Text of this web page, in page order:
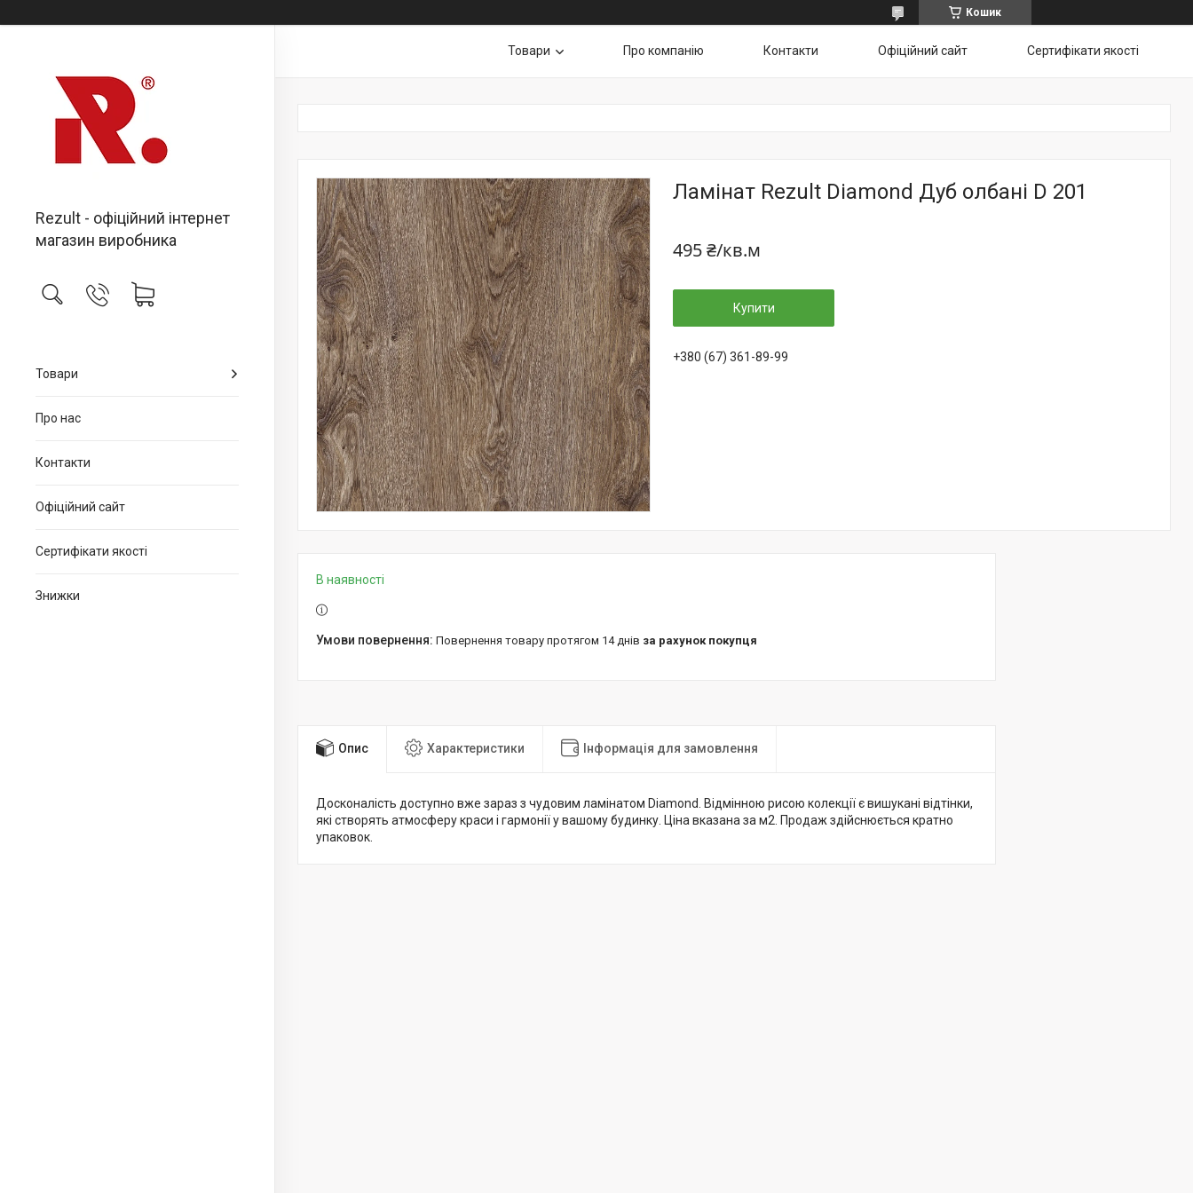
Кошик
Rezult - офіційний інтернет
магазин виробника
Товари
Про нас
Контакти
Офіційний сайт
Сертифікати якості
Знижки
Товари Про компанію Контакти Офіційний сайт Сертифікати якості
Ламінат Rezult Diamond Дуб олбані D 201
495 ₴/кв.м
Купити
+380 (67) 361-89-99
В наявності
повернення товару протягом 14 днів за рахунок покупця
Опис Характеристики Інформація для замовлення
Досконалість доступно вже зараз з чудовим ламінатом Diamond. Відмінною рисою колекції є вишукані відтінки,
які створять атмосферу краси і гармонії у вашому будинку. Ціна вказана за м2. Продаж здійснюється кратно
упаковок.